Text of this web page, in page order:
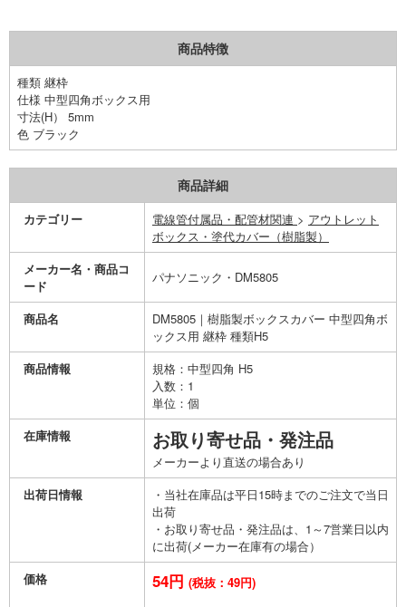
商品特徴
種類 継枠
仕様 中型四角ボックス用
寸法(H） 5mm
色 ブラック
商品詳細
カテゴリー 電線管付属品・配管材関連 > アウトレット
ボックス・塗代カバー（樹脂製）
メーカー名・商品コ
ード
パナソニック・DM5805
商品名
DM5805｜樹脂製ボックスカバー 中型四角ボ
ックス用 継枠 種類H5
商品情報
規格：中型四角 H5
入数：1
単位：個
在庫情報
お取り寄せ品・発注品
メーカーより直送の場合あり
出荷日情報
・当社在庫品は平日15時までのご注文で当日
出荷
・お取り寄せ品・発注品は、1～7営業日以内
に出荷(メーカー在庫有の場合）
価格
54円 (税抜：49円)